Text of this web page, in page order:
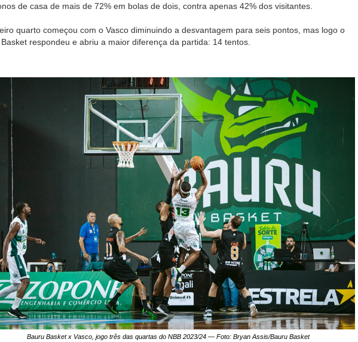
de casa de mais de 72% em bolas de dois, contra apenas 42% dos visitantes.
quarto começou com o Vasco diminuindo a desvantagem para seis pontos, mas logo o
respondeu e abriu a maior diferença da partida: 14 tentos.
Bauru Basket x Vasco, jogo três das quartas do NBB 2023/24 — Foto: Bryan Assis/Bauru Basket